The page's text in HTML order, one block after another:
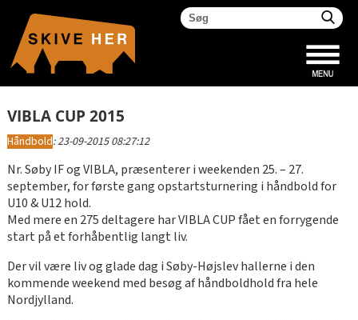
VIBLA CUP 2015
Håndbold:23-09-2015 08:27:12
Nr. Søby IF og VIBLA, præsenterer i weekenden 25. – 27.
september, for første gang opstartsturnering i håndbold for
U10 & U12 hold.
Med mere en 275 deltagere har VIBLA CUP fået en forrygende
start på et forhåbentlig langt liv.
Der vil være liv og glade dag i Søby-Højslev hallerne i den
kommende weekend med besøg af håndboldhold fra hele
Nordjylland.